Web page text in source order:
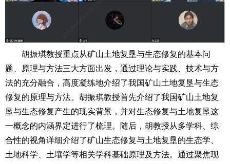
胡振琪教授重点从矿山土地复垦与生态修复的基本问
题、原理与方法三大方面出发，通过理论与实践、技术与方
法的充分融合，高度凝练地介绍了我国矿山土地复垦与生态
修复的原理与方法。胡振琪教授首先介绍了我国矿山土地复
垦与生态修复产生的现实背景，并对生态修复与土地复垦这
一概念的内涵界定进行了梳理。随后，胡教授从多学科、综
合性的视角详细介绍了矿山生态修复与土地复垦的生态学、
土地科学、土壤学等相关学科基础原理及方法。通过聚焦现